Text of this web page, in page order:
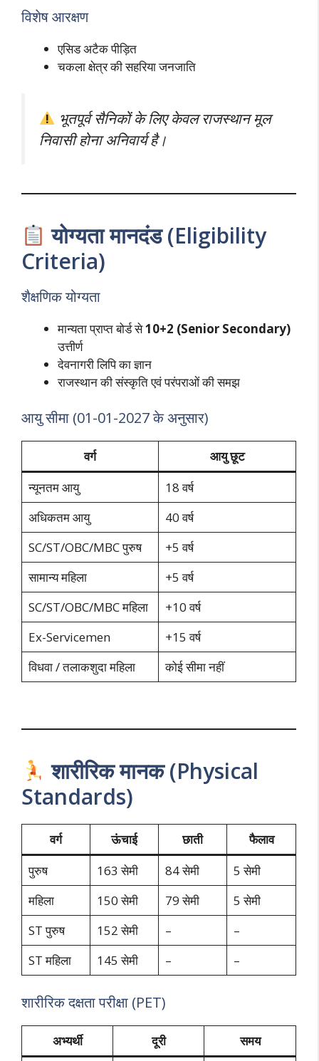
विशेष आरक्षण
एसिड अटैक पीड़ित
चकला क्षेत्र की सहरिया जनजाति
भूतपूर्व सैनिकों के लिए केवल राजस्थान मूल
निवासी होना अनिवार्य है।
योग्यता मानदंड (Eligibility
Criteria)
शैक्षणिक योग्यता
मान्यता प्राप्त बोर्ड से10+2 (Senior Secondary)
उत्तीर्ण
देवनागरी लिपि का ज्ञान
राजस्थान की संस्कृति एवं परंपराओं की समझ
आयु सीमा (01-01-2027 के अनुसार)
वर्ग
आयु छूट
न्यूनतम आयु
18 वर्ष
अधिकतम आयु
40 वर्ष
SC/ST/OBC/MBC पुरुष
+5 वर्ष
सामान्य महिला
+5 वर्ष
SC/ST/OBC/MBC महिला
+10 वर्ष
Ex-Servicemen
+15 वर्ष
विधवा / तलाकशुदा महिला
कोई सीमा नहीं
शारीरिक मानक (Physical
Standards)
वर्ग ऊंचाई छाती
फैलाव
पुरुष
163 सेमी 84 सेमी
5 सेमी
महिला
150 सेमी 79 सेमी
5 सेमी
ST पुरुष
152 सेमी –
–
ST महिला
145 सेमी – –
शारीरिक दक्षता परीक्षा (PET)
अभ्यर्थी दूरी
समय